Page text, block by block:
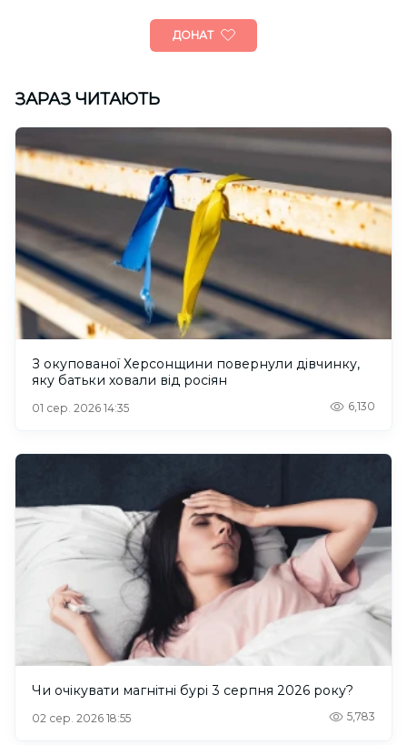
ДОНАТ
ЗАРАЗ ЧИТАЮТЬ
З окупованої Херсонщини повернули дівчинку,
яку батьки ховали від росіян
01 сер. 2026 14:35 6,130
Чи очікувати магнітні бурі 3 серпня 2026 року?
02 сер. 2026 18:55 5,783